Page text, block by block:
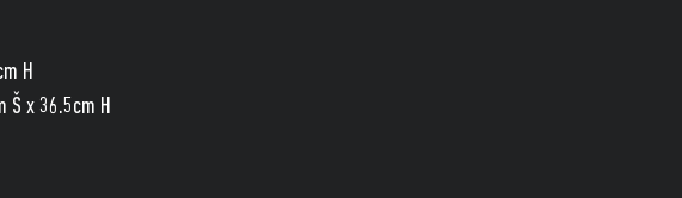
H
Š x 36.5cm H